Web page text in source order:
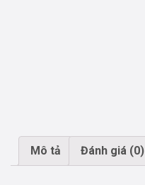
Mô tả Đánh giá (0)